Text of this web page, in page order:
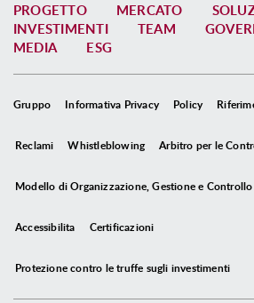
PROGETTO MERCATO
INVESTIMENTI
TEAM
MEDIA
ESG
Gruppo Informativa Privacy Policy
Reclami Whistleblowing Arbitro per le
Modello di Organizzazione, Gestione e
Accessibilita Certificazioni
Protezione contro le truffe sugli investimenti